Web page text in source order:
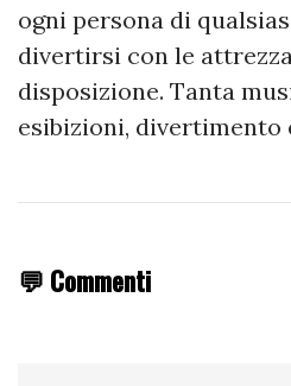
ogni persona di
divertirsi con le
disposizione. Tanta
esibizioni, divertimento
💬 Commenti